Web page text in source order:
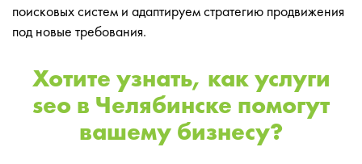
поисковых систем и адаптируем стратегию продвижения
под новые требования.
Хотите узнать, как услуги
seo в Челябинске помогут
вашему бизнесу?